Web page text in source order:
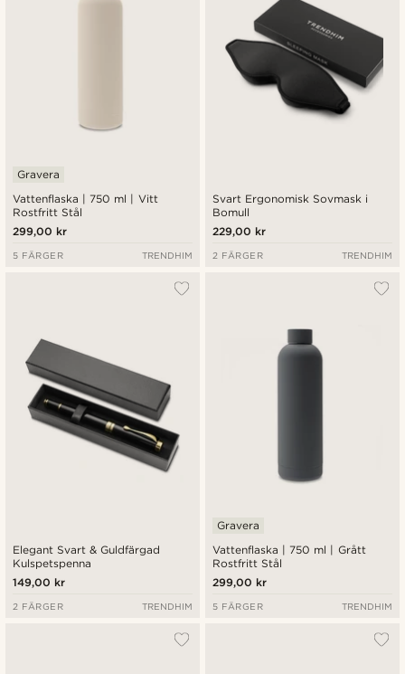
Vattenflaska | 750 ml | Vitt
Rostfritt Stål
Gravera
299,00 kr
5 FÄRGER TRENDHIM
Svart Ergonomisk Sovmask i
Bomull
229,00 kr
2 FÄRGER TRENDHIM
Elegant Svart & Guldfärgad
Kulspetspenna
149,00 kr
2 FÄRGER TRENDHIM
Vattenflaska | 750 ml | Grått
Rostfritt Stål
Gravera
299,00 kr
5 FÄRGER TRENDHIM